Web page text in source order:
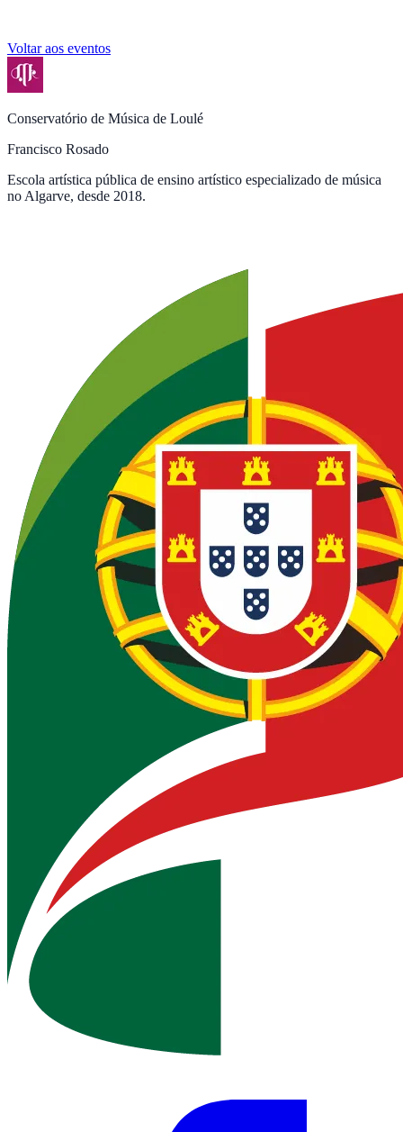
Voltar aos eventos
Conservatório de Música de Loulé
Francisco Rosado
Escola artística pública de ensino artístico especializado de música
no Algarve, desde 2018.